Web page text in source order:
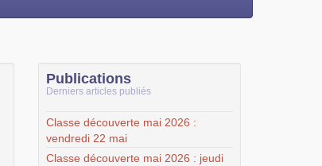
Publications
Derniers articles publiés
Classe découverte mai 2026 :
vendredi 22 mai
Classe découverte mai 2026 : jeudi